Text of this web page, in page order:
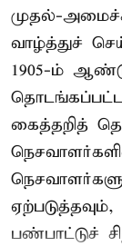
முதல்-
வாழ்த்துச்
1905-ம்
தொடங்கப்பட்ட
கைத்தறித்
பண்பாட்டுச்